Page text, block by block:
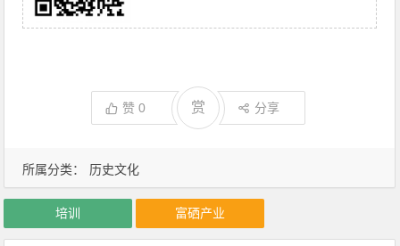
所属分类： 历史文化
赞0 赏 分享
培训 富硒产业